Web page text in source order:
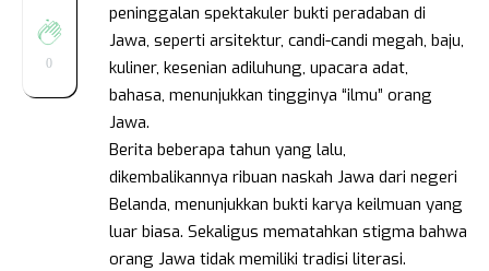
0
peninggalan spektakuler bukti peradaban di
Jawa, seperti arsitektur, candi-candi megah, baju,
kuliner, kesenian adiluhung, upacara adat,
bahasa, menunjukkan tingginya “ilmu” orang
Jawa.
Berita beberapa tahun yang lalu,
dikembalikannya ribuan naskah Jawa dari negeri
Belanda, menunjukkan bukti karya keilmuan yang
luar biasa. Sekaligus mematahkan stigma bahwa
orang Jawa tidak memiliki tradisi literasi.